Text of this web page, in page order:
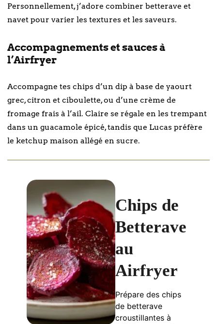
Personnellement, j’adore combiner betterave et
navet pour varier les textures et les saveurs.
Accompagnements et sauces à
l’Airfryer
Accompagne tes chips d’un dip à base de yaourt
grec, citron et ciboulette, ou d’une crème de
fromage frais à l’ail. Claire se régale en les trempant
dans un guacamole épicé, tandis que Lucas préfère
le ketchup maison allégé en sucre.
Chips de
Betterave
au
Airfryer
Prépare des chips
de betterave
croustillantes à